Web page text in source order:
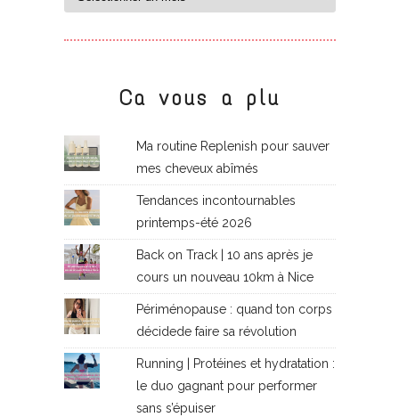
Ca vous a plu
Ma routine Replenish pour sauver
mes cheveux abîmés
Tendances incontournables
printemps-été 2026
Back on Track | 10 ans après je
cours un nouveau 10km à Nice
Périménopause : quand ton corps
décidede faire sa révolution
Running | Protéines et hydratation :
le duo gagnant pour performer
sans s’épuiser